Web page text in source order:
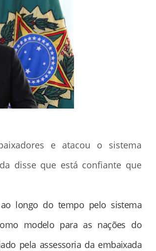
e atacou o sistema
disse que está confiante que
ao longo do tempo pelo sistema
modelo para as nações do
pela assessoria da embaixada